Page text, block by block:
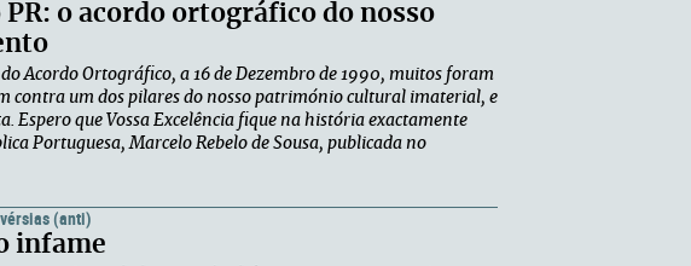
PR: o acordo ortográfico do nosso
Acordo Ortográfico, a 16 de Dezembro de 1990, muitos foram
contra um dos pilares do nosso património cultural imaterial, e
Espero que Vossa Excelência fique na história exactamente
Portuguesa, Marcelo Rebelo de Sousa, publicada no
(anti)
infame